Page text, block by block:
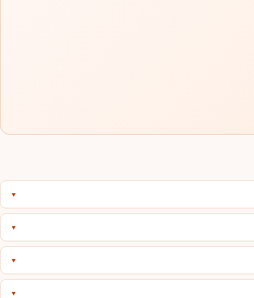
▼
تعطي نتائج مؤقتة فقط. أركان تلتزم بالمبيدات الأصلية حصراً لأن
▼
▼
الأنسب لوضعك.
▼